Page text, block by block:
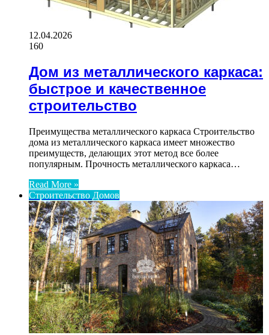
12.04.2026
160
Дом из металлического каркаса:
быстрое и качественное
строительство
Преимущества металлического каркаса Строительство
дома из металлического каркаса имеет множество
преимуществ, делающих этот метод все более
популярным. Прочность металлического каркаса…
Read More »
Строительство Домов